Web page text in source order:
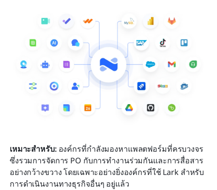
เหมาะสำหรับ: องค์กรที่กำลังมองหาแพลตฟอร์มที่ครบวงจร
ซึ่งรวมการจัดการ PO กับการทำงานร่วมกันและการสื่อสาร
อย่างกว้างขวาง โดยเฉพาะอย่างยิ่งองค์กรที่ใช้ Lark สำหรับ
การดำเนินงานทางธุรกิจอื่นๆ อยู่แล้ว